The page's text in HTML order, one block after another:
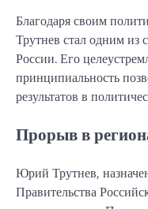
Благодаря своим
Трутнев стал одним
России. Его
принципиальность
результатов в
Прорыв в
Юрий Трутнев,
Правительства